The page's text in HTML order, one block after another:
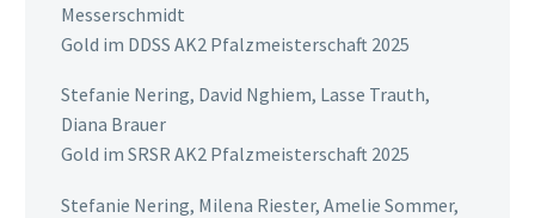
Messerschmidt
Gold im DDSS AK2 Pfalzmeisterschaft 2025
Stefanie Nering, David Nghiem, Lasse Trauth,
Diana Brauer
Gold im SRSR AK2 Pfalzmeisterschaft 2025
Stefanie Nering, Milena Riester, Amelie Sommer,